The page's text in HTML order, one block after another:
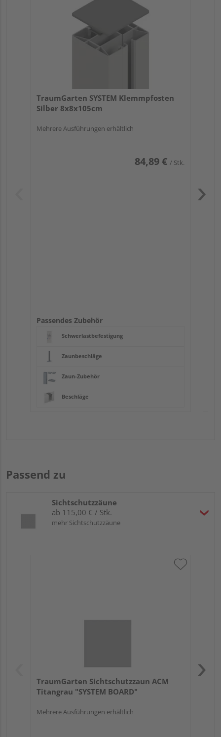
TraumGarten SYSTEM Klemmpfosten
Silber 8x8x105cm
Mehrere Ausführungen erhältlich
84,89 € / Stk.
Passendes Zubehör
Schwerlastbefestigung
Zaunbeschläge
Zaun-Zubehör
Beschläge
Passend zu
Sichtschutzzäune
ab 115,00 € / Stk.
mehr Sichtschutzzäune
TraumGarten Sichtschutzzaun ACM
Titangrau "SYSTEM BOARD"
Mehrere Ausführungen erhältlich